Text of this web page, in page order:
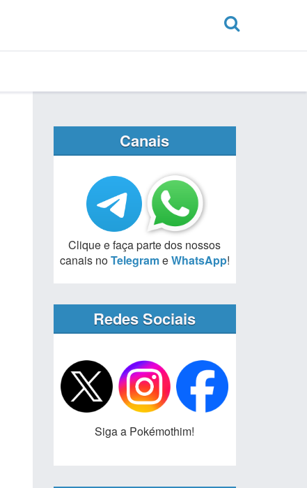
Canais
Clique e faça parte dos nossos
canais noTelegrameWhatsApp!
Redes Sociais
Siga a Pokémothim!